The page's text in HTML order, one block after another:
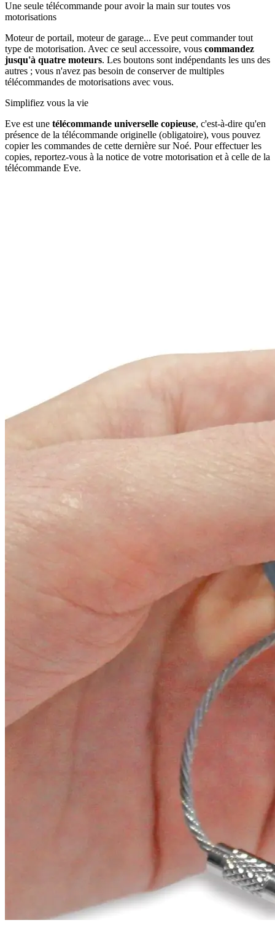
Une seule télécommande pour avoir la main sur toutes vos
motorisations
Moteur de portail, moteur de garage... Eve peut commander tout
type de motorisation. Avec ce seul accessoire, vous commandez
jusqu'à quatre moteurs. Les boutons sont indépendants les uns des
autres ; vous n'avez pas besoin de conserver de multiples
télécommandes de motorisations avec vous.
Simplifiez vous la vie
Eve est une télécommande universelle copieuse, c'est-à-dire qu'en
présence de la télécommande originelle (obligatoire), vous pouvez
copier les commandes de cette dernière sur Noé. Pour effectuer les
copies, reportez-vous à la notice de votre motorisation et à celle de la
télécommande Eve.